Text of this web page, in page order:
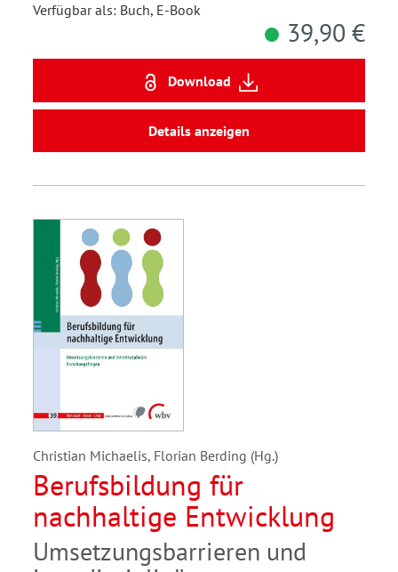
Verfügbar als: Buch, E-Book
39,90 €
Download
Details anzeigen
Christian Michaelis, Florian Berding (Hg.)
Berufsbildung für
nachhaltige Entwicklung
Umsetzungsbarrieren und